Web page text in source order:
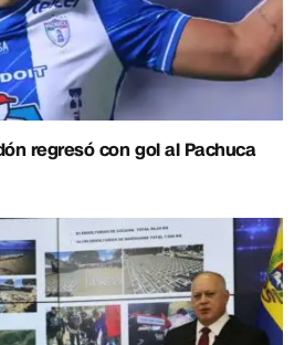
regresó con gol al Pachuca